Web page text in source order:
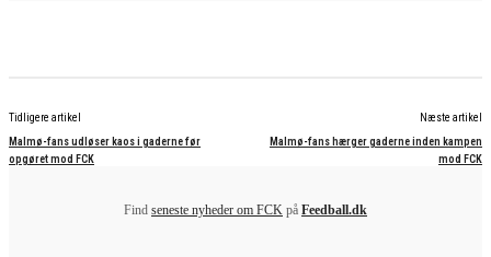
Tidligere artikel
Malmø-fans udløser kaos i gaderne før
opgøret mod FCK
Næste artikel
Malmø-fans hærger gaderne inden kampen
mod FCK
Find seneste nyheder om FCK på Feedball.dk